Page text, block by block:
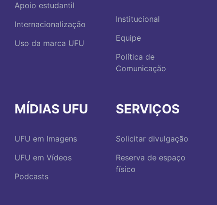
Apoio estudantil
Internacionalização
Uso da marca UFU
Institucional
Equipe
Política de
Comunicação
MÍDIAS UFU
UFU em Imagens
UFU em Vídeos
Podcasts
SERVIÇOS
Solicitar divulgação
Reserva de espaço
físico